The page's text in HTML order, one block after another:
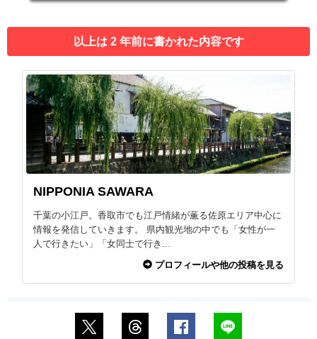
以上は 2 年前に書かれた内容です
NIPPONIA SAWARA
千葉の小江戸。香取市でも江戸情緒が薫る佐原エリア中心に
情報を発信していきます。 県内観光地の中でも「女性が一
人で行きたい」「女同士で行き...
プロフィールや他の投稿を見る